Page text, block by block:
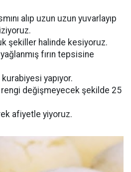
alıp uzun uzun yuvarlayıp
şekiller halinde kesiyoruz.
fırın tepsisine
yapıyor.
rengi değişmeyecek şekilde 25
afiyetle yiyoruz.